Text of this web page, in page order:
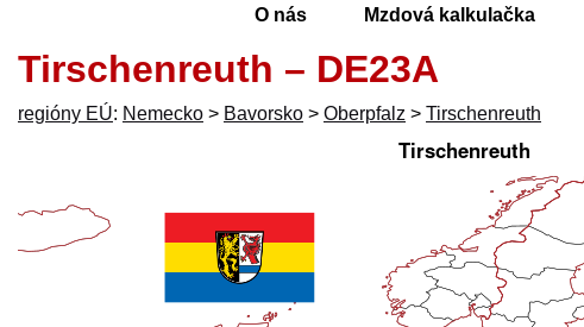
O nás Mzdová kalkulačka
Tirschenreuth – DE23A
regióny EÚ: Nemecko > Bavorsko > Oberpfalz > Tirschenreuth